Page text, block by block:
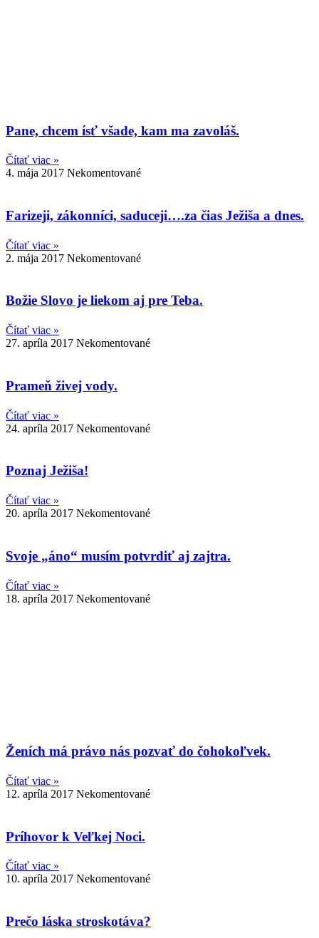
Pane, chcem ísť všade, kam ma zavoláš.
Čítať viac »
4. mája 2017 Nekomentované
Farizeji, zákonníci, saduceji….za čias Ježiša a dnes.
Čítať viac »
2. mája 2017 Nekomentované
Božie Slovo je liekom aj pre Teba.
Čítať viac »
27. apríla 2017 Nekomentované
Prameň živej vody.
Čítať viac »
24. apríla 2017 Nekomentované
Poznaj Ježiša!
Čítať viac »
20. apríla 2017 Nekomentované
Svoje „áno“ musím potvrdiť aj zajtra.
Čítať viac »
18. apríla 2017 Nekomentované
Ženích má právo nás pozvať do čohokoľvek.
Čítať viac »
12. apríla 2017 Nekomentované
Príhovor k Veľkej Noci.
Čítať viac »
10. apríla 2017 Nekomentované
Prečo láska stroskotáva?